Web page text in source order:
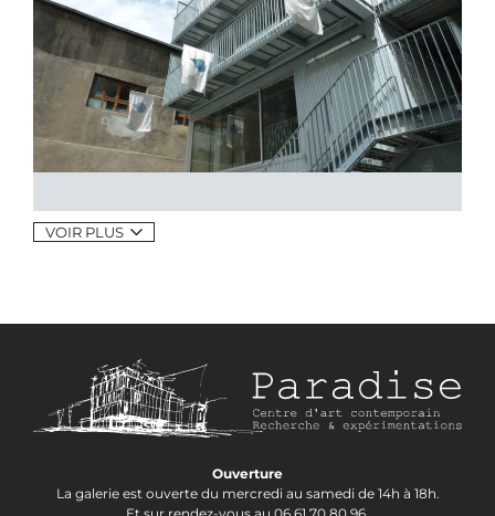
VOIR PLUS
Ouverture
La galerie est ouverte du mercredi au samedi de 14h à 18h.